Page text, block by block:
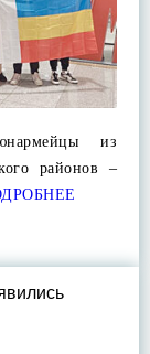
из
районов –